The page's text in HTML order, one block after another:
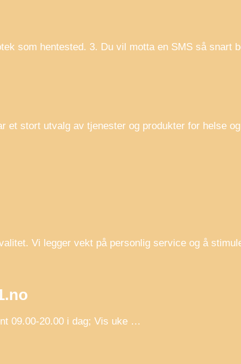
som hentested. 3. Du vil motta en SMS så snart
et stort utvalg av tjenester og produkter for helse
Vi legger vekt på personlig service og å
09.00-20.00 i dag; Vis uke …